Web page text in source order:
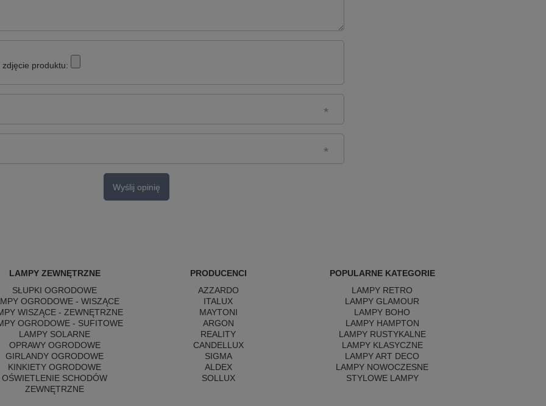
produktu:
Wyślij opinię
LAMPY ZEWNĘTRZNE
SŁUPKI OGRODOWE
OGRODOWE - WISZĄCE
WISZĄCE - ZEWNĘTRZNE
OGRODOWE - SUFITOWE
LAMPY SOLARNE
OPRAWY OGRODOWE
GIRLANDY OGRODOWE
KINKIETY OGRODOWE
OŚWIETLENIE SCHODÓW
ZEWNĘTRZNE
PRODUCENCI
AZZARDO
ITALUX
MAYTONI
ARGON
REALITY
CANDELLUX
SIGMA
ALDEX
SOLLUX
POPULARNE KATEGORIE
LAMPY RETRO
LAMPY GLAMOUR
LAMPY BOHO
LAMPY HAMPTON
LAMPY RUSTYKALNE
LAMPY KLASYCZNE
LAMPY ART DECO
LAMPY NOWOCZESNE
STYLOWE LAMPY